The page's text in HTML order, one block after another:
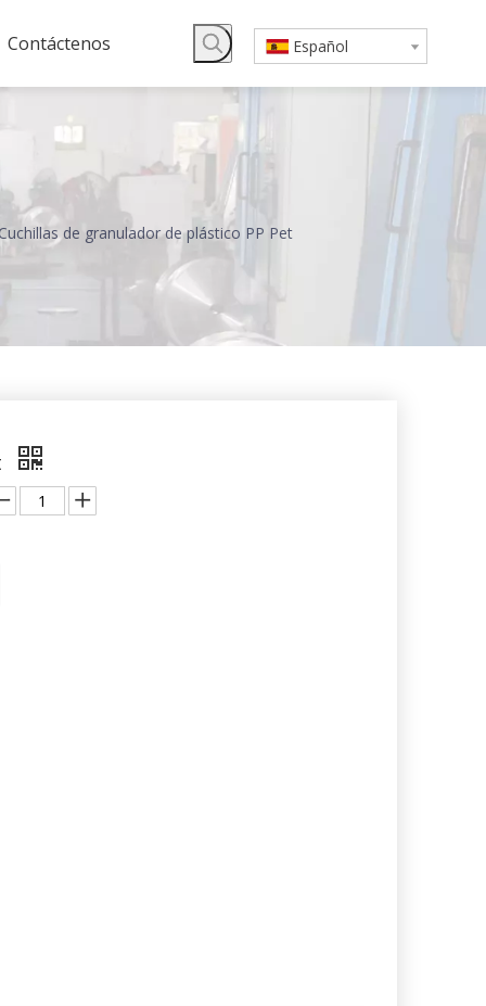
Contáctenos Español
de granulador de plástico PP Pet